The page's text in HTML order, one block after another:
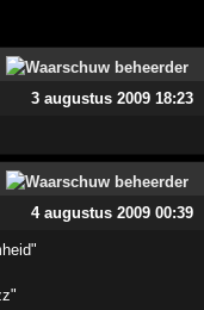
3 augustus 2009 18:23
4 augustus 2009 00:39